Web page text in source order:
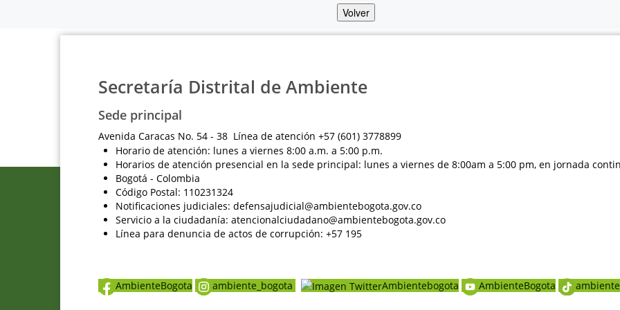
Volver
Secretaría Distrital de Ambiente
Sede principal
Avenida Caracas No. 54 - 38 Línea de atención +57 (601) 3778899
Horario de atención: lunes a viernes 8:00 a.m. a 5:00 p.m.
Horarios de atención presencial en la sede principal: lunes a viernes de 8:00am a 5:00 pm, en jornada
Bogotá - Colombia
Código Postal: 110231324
Notificaciones judiciales: defensajudicial@ambientebogota.gov.co
Servicio a la ciudadanía: atencionalciudadano@ambientebogota.gov.co
Línea para denuncia de actos de corrupción: +57 195
AmbienteBogota ambiente_bogota Ambientebogota AmbienteBogota